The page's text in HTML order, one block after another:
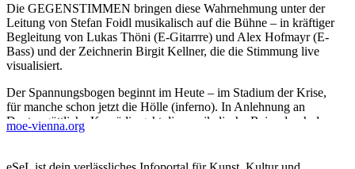
Die GEGENSTIMMEN bringen diese Wahrnehmung unter der
Leitung von Stefan Foidl musikalisch auf die Bühne – in kräftiger
Begleitung von Lukas Thöni (E-Gitarrre) und Alex Hofmayr (E-
Bass) und der Zeichnerin Birgit Kellner, die die Stimmung live
visualisiert.
Der Spannungsbogen beginnt im Heute – im Stadium der Krise,
für manche schon jetzt die Hölle (inferno). In Anlehnung an
Dantes göttliche Komödie geht die musikalische Reise durch das
Reich des Feuers (purgatorio), in dem wir Brandbeschleuniger
teilhaben. Ob die verschiedenen Blitzlichter des 3. Teils schon
moe-vienna.org